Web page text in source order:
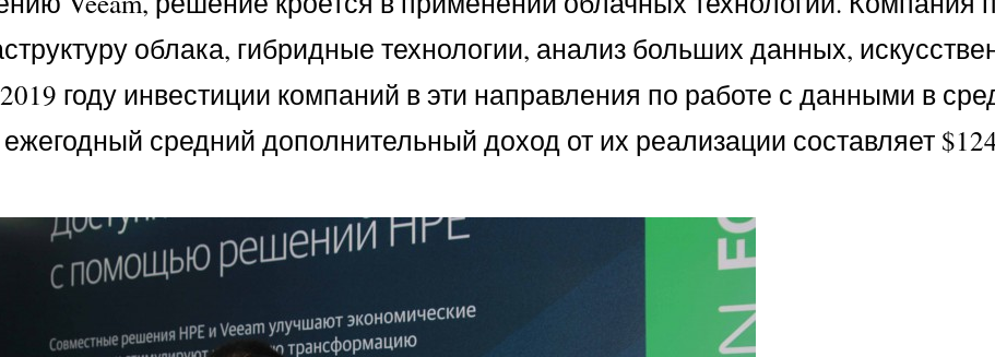
облака, гибридные технологии, анализ больших данных,
году инвестиции компаний в эти направления по работе с данными в
средний дополнительный доход от их реализации составляет